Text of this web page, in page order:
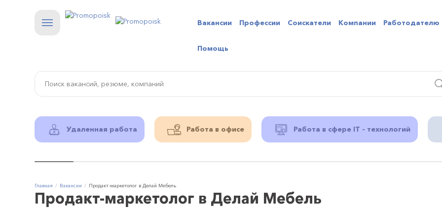
Вакансии Профессии Соискатели Компании Работодателю
Помощь
Удаленная работа Работа в офисе Работа в сфере IT - технологий
Главная Вакансии Продакт-маркетолог в Делай Мебель
Продакт-маркетолог в Делай Мебель